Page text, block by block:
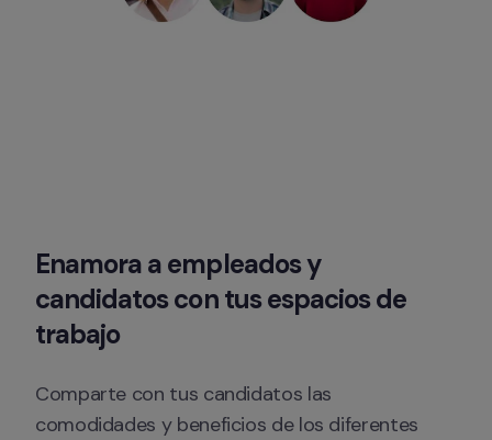
Enamora a empleados y
candidatos con tus espacios de
trabajo
Comparte con tus candidatos las
comodidades y beneficios de los diferentes